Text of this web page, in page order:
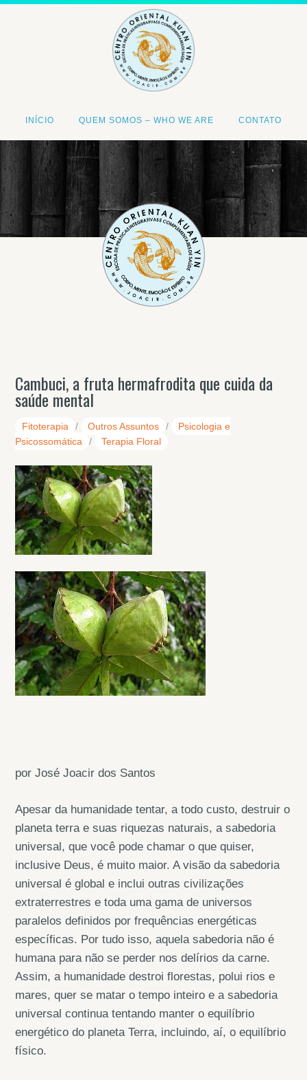
INÍCIO QUEM SOMOS – WHO WE ARE CONTATO
<
Cambuci, a fruta hermafrodita que cuida da
saúde mental
Fitoterapia / Outros Assuntos /
Psicologia e
Psicossomática
/ Terapia Floral
por José Joacir dos Santos
Apesar da humanidade tentar, a todo custo, destruir o
planeta terra e suas riquezas naturais, a sabedoria
universal, que você pode chamar o que quiser,
inclusive Deus, é muito maior. A visão da sabedoria
universal é global e inclui outras civilizações
extraterrestres e toda uma gama de universos
paralelos definidos por frequências energéticas
específicas. Por tudo isso, aquela sabedoria não é
humana para não se perder nos delírios da carne.
Assim, a humanidade destroi florestas, polui rios e
mares, quer se matar o tempo inteiro e a sabedoria
universal continua tentando manter o equilíbrio
energético do planeta Terra, incluindo, aí, o equilíbrio
físico.